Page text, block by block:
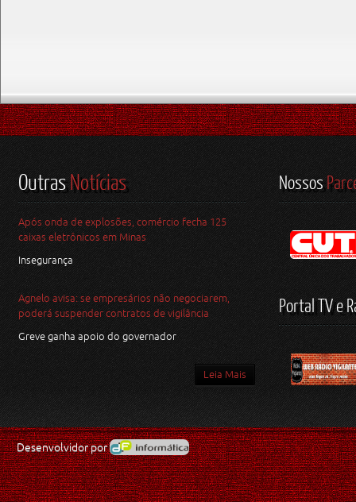
OutrasNotícias
Após onda de explosões, comércio fecha 125
caixas eletrônicos em Minas
Insegurança
Agnelo avisa: se empresários não negociarem,
poderá suspender contratos de vigilância
Greve ganha apoio do governador
Leia Mais
Nossos
Portal TV e
Desenvolvidor por